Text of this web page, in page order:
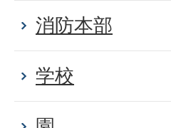
消防本部
学校